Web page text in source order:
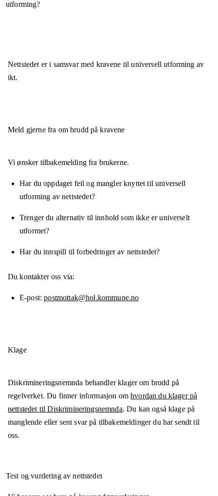
utforming?
Nettstedet eri samsvarmed kravene til universell utforming av
ikt.
Meld gjerne fra om brudd på kravene
Vi ønsker tilbakemelding fra brukerne.
Har du oppdaget feil og mangler knyttet til universell
utforming av nettstedet?
Trenger du alternativ til innhold som ikke er universelt
utformet?
Har du innspill til forbedringer av nettstedet?
Du kontakter oss via:
E-post postmottak@hol.kommune.no
Klage
Diskrimineringsnemnda behandler klager om brudd på
regelverket. Du finner informasjon omhvordan du klager på
nettstedet til Diskrimineringsnemnda. Du kan også klage på
manglende eller sent svar på tilbakemeldinger du har sendt til
oss.
Test og vurdering av nettstedet